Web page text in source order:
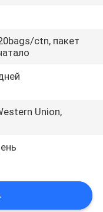
ctn, пакет
Union,